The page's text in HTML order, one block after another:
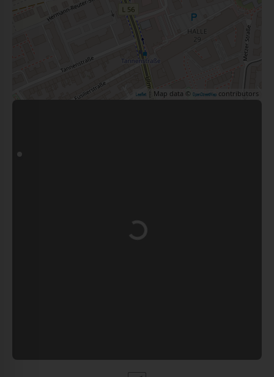
Leaflet | Map data © OpenStreetMap contributors
Wird geladen …